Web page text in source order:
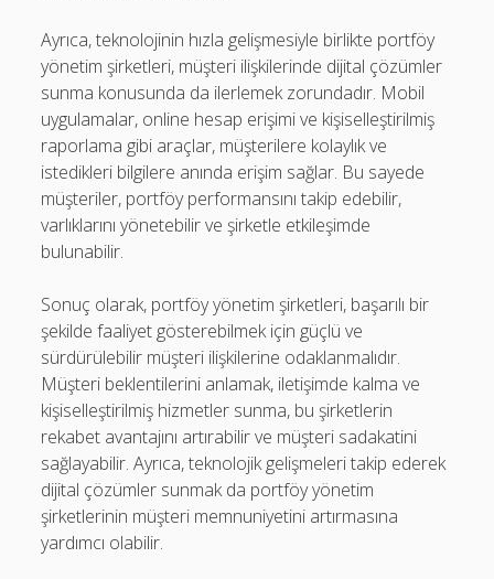
Ayrıca, teknolojinin hızla gelişmesiyle birlikte portföy
yönetim şirketleri, müşteri ilişkilerinde dijital çözümler
sunma konusunda da ilerlemek zorundadır. Mobil
uygulamalar, online hesap erişimi ve kişiselleştirilmiş
raporlama gibi araçlar, müşterilere kolaylık ve
istedikleri bilgilere anında erişim sağlar. Bu sayede
müşteriler, portföy performansını takip edebilir,
varlıklarını yönetebilir ve şirketle etkileşimde
bulunabilir.
Sonuç olarak, portföy yönetim şirketleri, başarılı bir
şekilde faaliyet gösterebilmek için güçlü ve
sürdürülebilir müşteri ilişkilerine odaklanmalıdır.
Müşteri beklentilerini anlamak, iletişimde kalma ve
kişiselleştirilmiş hizmetler sunma, bu şirketlerin
rekabet avantajını artırabilir ve müşteri sadakatini
sağlayabilir. Ayrıca, teknolojik gelişmeleri takip ederek
dijital çözümler sunmak da portföy yönetim
şirketlerinin müşteri memnuniyetini artırmasına
yardımcı olabilir.